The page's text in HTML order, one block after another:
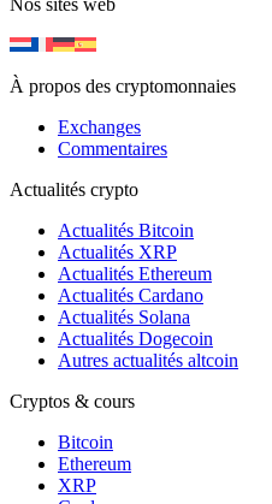
Nos sites web
À propos des cryptomonnaies
Exchanges
Commentaires
Actualités crypto
Actualités Bitcoin
Actualités XRP
Actualités Ethereum
Actualités Cardano
Actualités Solana
Actualités Dogecoin
Autres actualités altcoin
Cryptos & cours
Bitcoin
Ethereum
XRP